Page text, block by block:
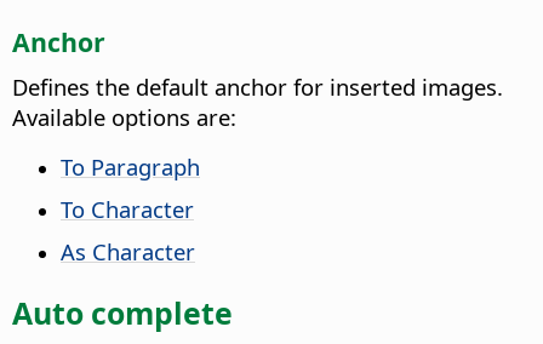
Anchor
Defines the default anchor for inserted images.
Available options are:
To Paragraph
To Character
As Character
Auto complete